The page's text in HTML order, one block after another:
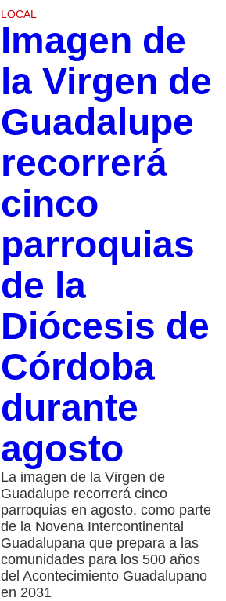
LOCAL
Imagen de
la Virgen de
Guadalupe
recorrerá
cinco
parroquias
de la
Diócesis de
Córdoba
durante
agosto
La imagen de la Virgen de
Guadalupe recorrerá cinco
parroquias en agosto, como parte
de la Novena Intercontinental
Guadalupana que prepara a las
comunidades para los 500 años
del Acontecimiento Guadalupano
en 2031